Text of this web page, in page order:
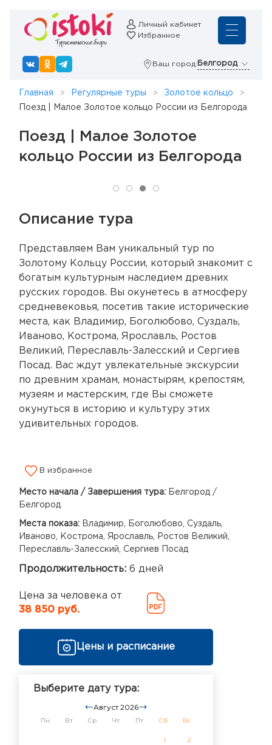
Личный кабинет
Избранное
Ваш город: Белгород
Главная Регулярные туры
Золотое кольцо
Поезд | Малое Золотое кольцо России из Белгорода
Поезд | Малое Золотое
кольцо России из Белгорода
Описание тура
Представляем Вам уникальный тур по
Золотому Кольцу России, который знакомит с
богатым культурным наследием древних
русских городов. Вы окунетесь в атмосферу
средневековья, посетив такие исторические
места, как Владимир, Боголюбово, Суздаль,
Иваново, Кострома, Ярославль, Ростов
Великий, Переславль-Залесский и Сергиев
Посад. Вас ждут увлекательные экскурсии
по древним храмам, монастырям, крепостям,
музеям и мастерским, где Вы сможете
окунуться в историю и культуру этих
удивительных городов.
В избранное
Место начала / Завершения тура: Белгород /
Белгород
Места показа: Владимир, Боголюбово, Суздаль,
Иваново, Кострома, Ярославль, Ростов Великий,
Переславль-Залесский, Сергиев Посад
Продолжительность: 6 дней
Цена за человека от
38 850 руб.
Цены и расписание
Выберите дату тура:
Август 2026
Пн Вт Ср Чт Пт Сб Вс
1 2